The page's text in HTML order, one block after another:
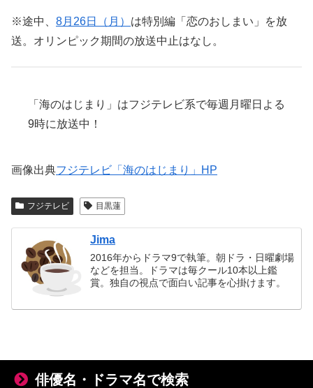
※途中、 8月26日（月） は特別編「恋のおしまい」を放
送。オリンピック期間の放送中止はなし。
「海のはじまり」はフジテレビ系で毎週月曜日よる
9時に放送中！
画像出典フジテレビ「海のはじまり」HP
フジテレビ 目黒蓮
Jima
2016年からドラマ9で執筆。朝ドラ・日曜劇場
などを担当。ドラマは毎クール10本以上鑑
賞。独自の視点で面白い記事を心掛けます。
俳優名・ドラマ名で検索